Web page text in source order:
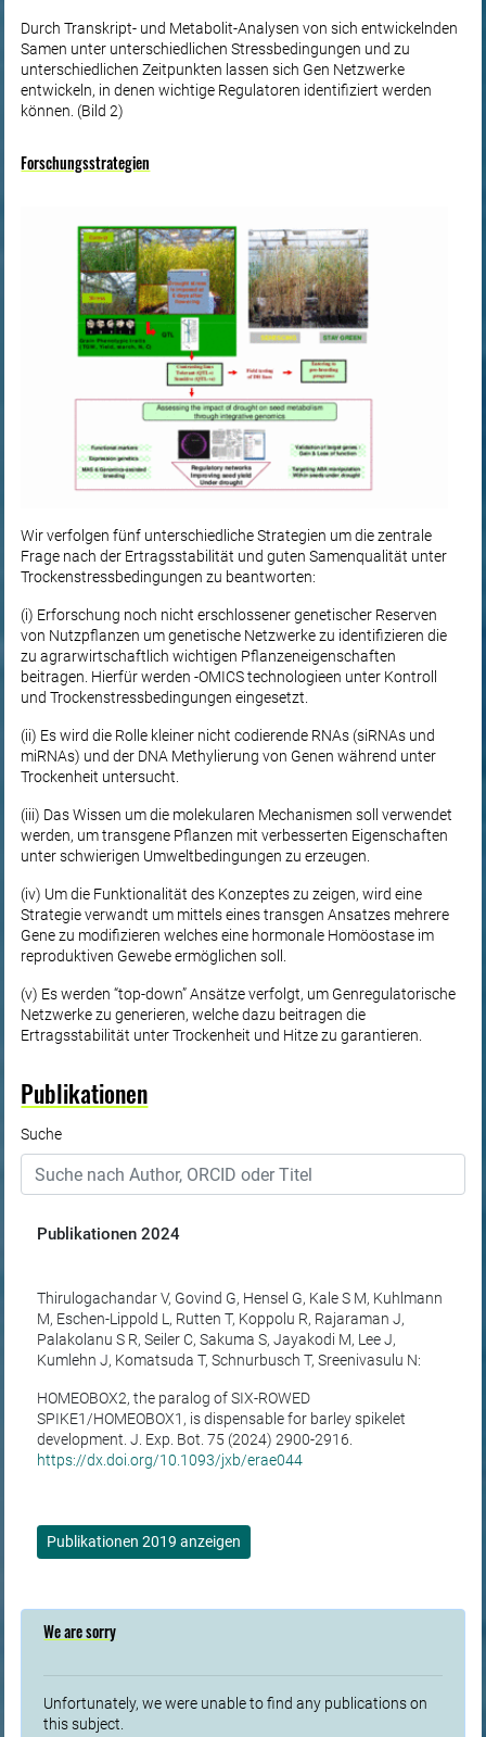
Durch Transkript- und Metabolit-Analysen von sich entwickelnden
Samen unter unterschiedlichen Stressbedingungen und zu
unterschiedlichen Zeitpunkten lassen sich Gen Netzwerke
entwickeln, in denen wichtige Regulatoren identifiziert werden
können. (Bild 2)
Forschungsstrategien
Wir verfolgen fünf unterschiedliche Strategien um die zentrale
Frage nach der Ertragsstabilität und guten Samenqualität unter
Trockenstressbedingungen zu beantworten:
(i) Erforschung noch nicht erschlossener genetischer Reserven
von Nutzpflanzen um genetische Netzwerke zu identifizieren die
zu agrarwirtschaftlich wichtigen Pflanzeneigenschaften
beitragen. Hierfür werden -OMICS technologieen unter Kontroll
und Trockenstressbedingungen eingesetzt.
(ii) Es wird die Rolle kleiner nicht codierende RNAs (siRNAs und
miRNAs) und der DNA Methylierung von Genen während unter
Trockenheit untersucht.
(iii) Das Wissen um die molekularen Mechanismen soll verwendet
werden, um transgene Pflanzen mit verbesserten Eigenschaften
unter schwierigen Umweltbedingungen zu erzeugen.
(iv) Um die Funktionalität des Konzeptes zu zeigen, wird eine
Strategie verwandt um mittels eines transgen Ansatzes mehrere
Gene zu modifizieren welches eine hormonale Homöostase im
reproduktiven Gewebe ermöglichen soll.
(v) Es werden “top-down” Ansätze verfolgt, um Genregulatorische
Netzwerke zu generieren, welche dazu beitragen die
Ertragsstabilität unter Trockenheit und Hitze zu garantieren.
Publikationen
Suche
Publikationen2024
Thirulogachandar V, Govind G, Hensel G, Kale S M, Kuhlmann
M, Eschen-Lippold L, Rutten T, Koppolu R, Rajaraman J,
Palakolanu S R, Seiler C, Sakuma S, Jayakodi M, Lee J,
Kumlehn J, Komatsuda T, Schnurbusch T, Sreenivasulu N:
HOMEOBOX2, the paralog of SIX-ROWED
SPIKE1/HOMEOBOX1, is dispensable for barley spikelet
development. J. Exp. Bot. 75 (2024) 2900-2916.
https://dx.doi.org/10.1093/jxb/erae044
Publikationen 2019 anzeigen
We are sorry
Unfortunately, we were unable to find any publications on
this subject.